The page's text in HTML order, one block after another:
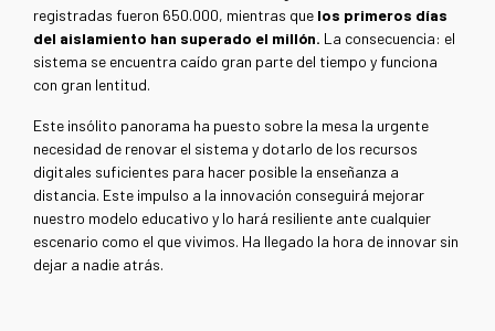
registradas fueron 650.000, mientras que los primeros días
del aislamiento han superado el millón. La consecuencia: el
sistema se encuentra caído gran parte del tiempo y funciona
con gran lentitud.
Este insólito panorama ha puesto sobre la mesa la urgente
necesidad de renovar el sistema y dotarlo de los recursos
digitales suficientes para hacer posible la enseñanza a
distancia. Este impulso a la innovación conseguirá mejorar
nuestro modelo educativo y lo hará resiliente ante cualquier
escenario como el que vivimos. Ha llegado la hora de innovar sin
dejar a nadie atrás.